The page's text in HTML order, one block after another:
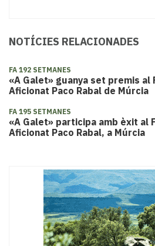
NOTÍCIES RELACIONADES
FA 192 SETMANES
«A Galet» guanya set premis al
Aficionat Paco Rabal de Múrcia
FA 195 SETMANES
«A Galet» participa amb èxit al
Aficionat Paco Rabal, a Múrcia